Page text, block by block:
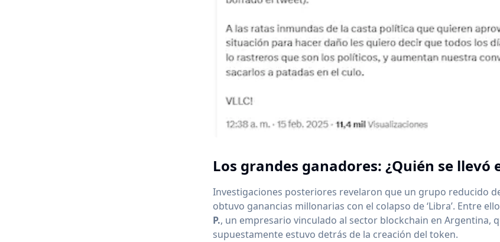
Los grandes ganadores: ¿Quién se llevó
Investigaciones posteriores revelaron que un grupo reducido
obtuvo ganancias millonarias con el colapso de ‘Libra’. Entre
P., un empresario vinculado al sector blockchain en Argentina,
supuestamente estuvo detrás de la creación del token.